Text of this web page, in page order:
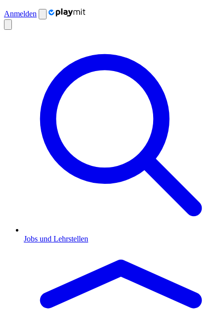
Anmelden
Jobs und Lehrstellen